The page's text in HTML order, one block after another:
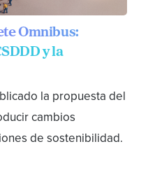
Ómnibus:
y la
la propuesta del
cambios
de sostenibilidad.